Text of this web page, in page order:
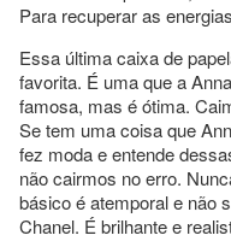
Para recuperar as
Essa última caixa de
favorita. É uma que a
famosa, mas é ótima.
Se tem uma coisa que
fez moda e entende
não cairmos no erro.
básico é atemporal e não
Chanel. É brilhante e